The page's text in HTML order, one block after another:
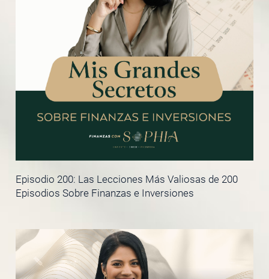
Episodio 200: Las Lecciones Más Valiosas de 200
Episodios Sobre Finanzas e Inversiones